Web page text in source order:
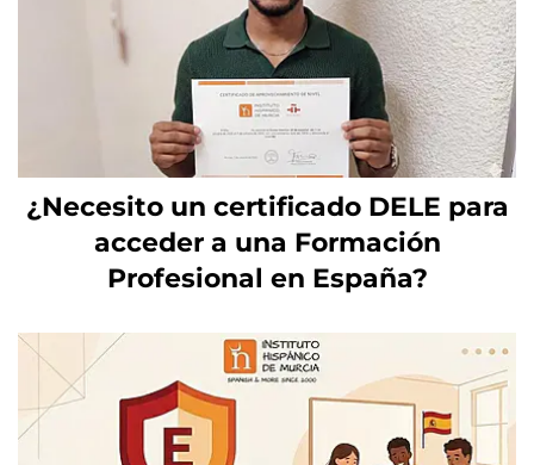
¿Necesito un certificado DELE para
acceder a una Formación
Profesional en España?